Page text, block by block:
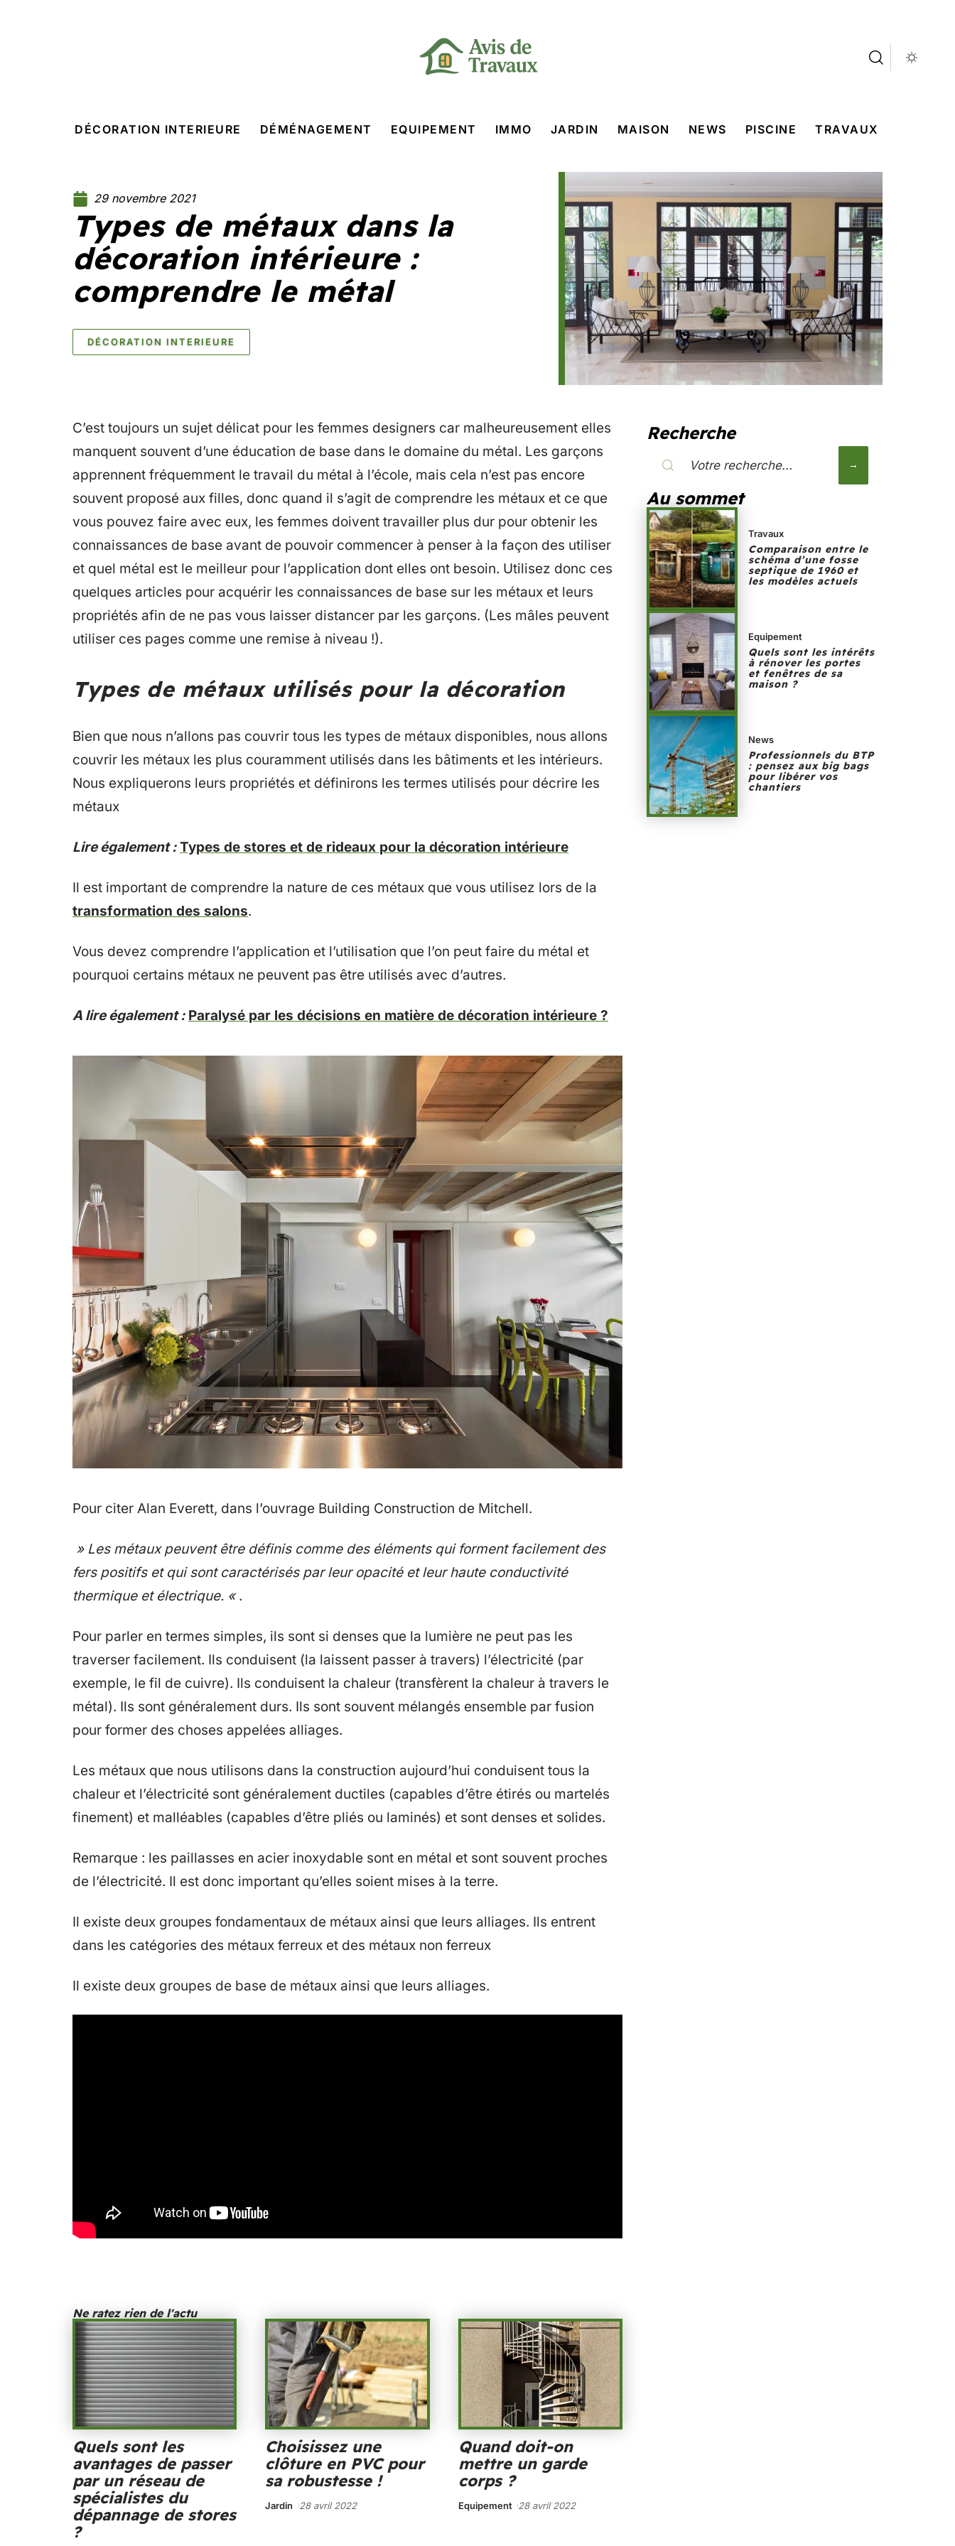
DÉCORATION INTERIEURE DÉMÉNAGEMENT EQUIPEMENT IMMO JARDIN MAISON NEWS PISCINE TRAVAUX
29 novembre 2021
Types de métaux dans la
décoration intérieure :
comprendre le métal
DÉCORATION INTERIEURE
C’est toujours un sujet délicat pour les femmes designers car malheureusement elles
manquent souvent d’une éducation de base dans le domaine du métal. Les garçons
apprennent fréquemment le travail du métal à l’école, mais cela n’est pas encore
souvent proposé aux filles, donc quand il s’agit de comprendre les métaux et ce que
vous pouvez faire avec eux, les femmes doivent travailler plus dur pour obtenir les
connaissances de base avant de pouvoir commencer à penser à la façon des utiliser
et quel métal est le meilleur pour l’application dont elles ont besoin. Utilisez donc ces
quelques articles pour acquérir les connaissances de base sur les métaux et leurs
propriétés afin de ne pas vous laisser distancer par les garçons. (Les mâles peuvent
utiliser ces pages comme une remise à niveau !).
Types de métaux utilisés pour la décoration
Bien que nous n’allons pas couvrir tous les types de métaux disponibles, nous allons
couvrir les métaux les plus couramment utilisés dans les bâtiments et les intérieurs.
Nous expliquerons leurs propriétés et définirons les termes utilisés pour décrire les
métaux
Lire également : Types de stores et de rideaux pour la décoration intérieure
Il est important de comprendre la nature de ces métaux que vous utilisez lors de la
transformation des salons.
Vous devez comprendre l’application et l’utilisation que l’on peut faire du métal et
pourquoi certains métaux ne peuvent pas être utilisés avec d’autres.
A lire également : Paralysé par les décisions en matière de décoration intérieure ?
Pour citer Alan Everett, dans l’ouvrage Building Construction de Mitchell.
» Les métaux peuvent être définis comme des éléments qui forment facilement des
fers positifs et qui sont caractérisés par leur opacité et leur haute conductivité
thermique et électrique. «.
Pour parler en termes simples, ils sont si denses que la lumière ne peut pas les
traverser facilement. Ils conduisent (la laissent passer à travers) l’électricité (par
exemple, le fil de cuivre). Ils conduisent la chaleur (transfèrent la chaleur à travers le
métal). Ils sont généralement durs. Ils sont souvent mélangés ensemble par fusion
pour former des choses appelées alliages.
Les métaux que nous utilisons dans la construction aujourd’hui conduisent tous la
chaleur et l’électricité sont généralement ductiles (capables d’être étirés ou martelés
finement) et malléables (capables d’être pliés ou laminés) et sont denses et solides.
Remarque : les paillasses en acier inoxydable sont en métal et sont souvent proches
de l’électricité. Il est donc important qu’elles soient mises à la terre.
Il existe deux groupes fondamentaux de métaux ainsi que leurs alliages. Ils entrent
dans les catégories des métaux ferreux et des métaux non ferreux
Il existe deux groupes de base de métaux ainsi que leurs alliages.
Ne ratez rien de l'actu
Quels sont les
avantages de passer
par un réseau de
spécialistes du
dépannage de stores
?
Choisissez une
clôture en PVC pour
sa robustesse !
Jardin 28 avril 2022
Quand doit-on
mettre un garde
corps ?
Equipement 28 avril 2022
Recherche
Au sommet
Travaux
Comparaison entre le
schéma d’une fosse
septique de 1960 et
les modèles actuels
Equipement
Quels sont les intérêts
à rénover les portes
et fenêtres de sa
maison ?
News
Professionnels du BTP
: pensez aux big bags
pour libérer vos
chantiers